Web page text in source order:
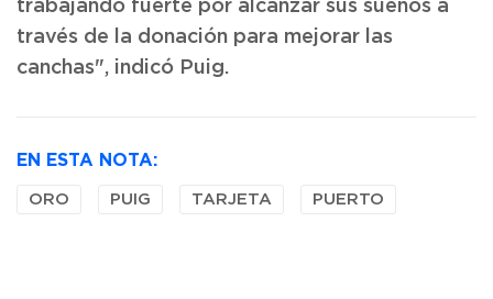
trabajando fuerte por alcanzar sus sueños a
través de la donación para mejorar las
canchas", indicó Puig.
EN ESTA NOTA:
ORO PUIG TARJETA PUERTO